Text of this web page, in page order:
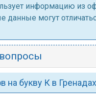
информацию из
могут
на букву К в